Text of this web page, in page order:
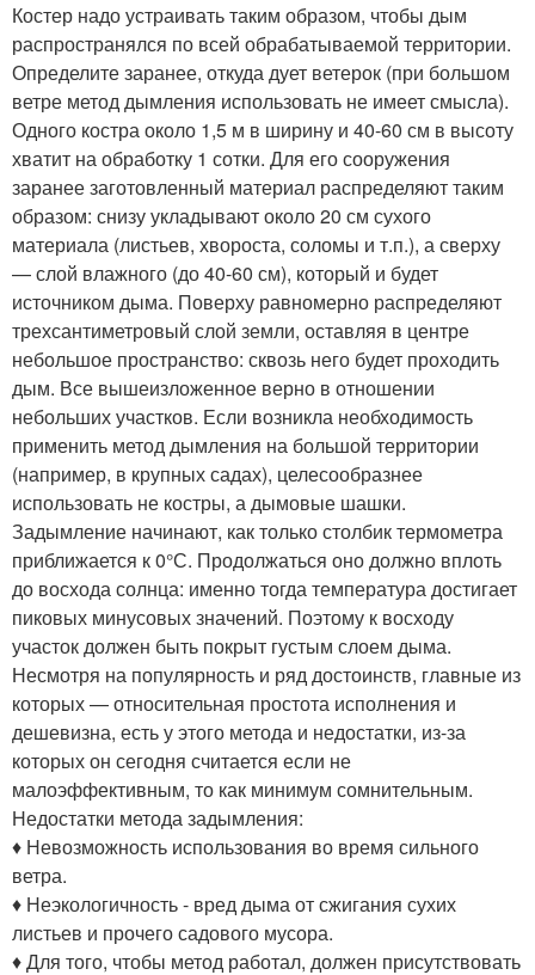
Костер надо устраивать таким образом, чтобы дым
распространялся по всей обрабатываемой территории.
Определите заранее, откуда дует ветерок (при большом
ветре метод дымления использовать не имеет смысла).
Одного костра около 1,5 м в ширину и 40-60 см в высоту
хватит на обработку 1 сотки. Для его сооружения
заранее заготовленный материал распределяют таким
образом: снизу укладывают около 20 см сухого
материала (листьев, хвороста, соломы и т.п.), а сверху
— слой влажного (до 40-60 см), который и будет
источником дыма. Поверху равномерно распределяют
трехсантиметровый слой земли, оставляя в центре
небольшое пространство: сквозь него будет проходить
дым. Все вышеизложенное верно в отношении
небольших участков. Если возникла необходимость
применить метод дымления на большой территории
(например, в крупных садах), целесообразнее
использовать не костры, а дымовые шашки.
Задымление начинают, как только столбик термометра
приближается к 0°С. Продолжаться оно должно вплоть
до восхода солнца: именно тогда температура достигает
пиковых минусовых значений. Поэтому к восходу
участок должен быть покрыт густым слоем дыма.
Несмотря на популярность и ряд достоинств, главные из
которых — относительная простота исполнения и
дешевизна, есть у этого метода и недостатки, из-за
которых он сегодня считается если не
малоэффективным, то как минимум сомнительным.
Недостатки метода задымления:
♦ Невозможность использования во время сильного
ветра.
♦ Неэкологичность - вред дыма от сжигания сухих
листьев и прочего садового мусора.
♦ Для того, чтобы метод работал, должен присутствовать